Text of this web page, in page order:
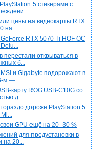
5 стикерами с
цены на видеокарты RTX
на...
RTX 5070 Ti HOF OC
перестали открываться в
б...
и Gigabyte подорожают в
м —...
карту ROG USB-C10G со
д...
дороже PlayStation 5
GPU ещё на 20–30 %
для предустановки в
на 20...